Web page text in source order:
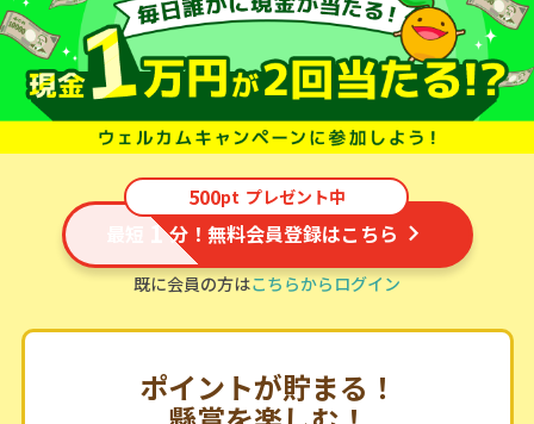
新規会員の方限定キャンペーン開催中！
500pt プレゼント中